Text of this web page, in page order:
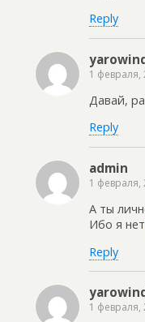
Reply
1 февраля,
Давай,
Reply
admin
1 февраля,
А ты
Ибо я нет
Reply
1 февраля,